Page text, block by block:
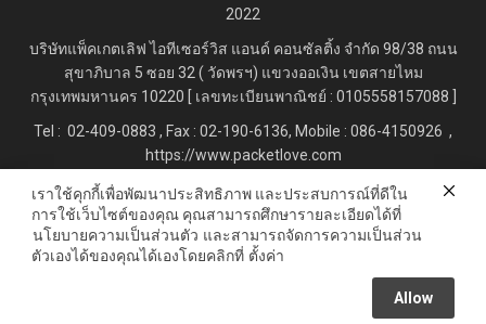
2022
บริษัทแพ็คเกตเลิฟ ไอทีเซอร์วิส แอนด์ คอนซัลติ้ง จำกัด 98/38 ถนน
สุขาภิบาล 5 ซอย 32 ( วัดพรฯ) แขวงออเงิน เขตสายไหม
กรุงเทพมหานคร 10220 [ เลขทะเบียนพาณิชย์ : 0105558157088 ]
Tel : 02-409-0883 , Fax : 02-190-6136, Mobile : 086-4150926 ,
https://www.packetlove.com
Line Official : @Packetlove.com
เราใช้คุกกี้เพื่อพัฒนาประสิทธิภาพ และประสบการณ์ที่ดีใน
การใช้เว็บไซต์ของคุณ คุณสามารถศึกษารายละเอียดได้ที่
นโยบายความเป็นส่วนตัว และสามารถจัดการความเป็นส่วน
ตัวเองได้ของคุณได้เองโดยคลิกที่ ตั้งค่า
Allow